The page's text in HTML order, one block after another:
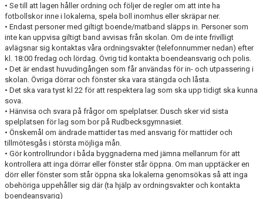
• Se till att lagen håller ordning och följer de regler om att inte ha
fotbollskor inne i lokalerna, spela boll inomhus eller skräpar ner.
• Endast personer med giltigt boende/matband släpps in. Personer som
inte kan uppvisa giltigt band avvisas från skolan. Om de inte frivilligt
avlägsnar sig kontaktas våra ordningsvakter (telefonnummer nedan) efter
kl. 18:00 fredag och lördag. Övrig tid kontakta boendeansvarig och polis.
• Det är endast huvudingången som får användas för in- och utpassering i
skolan. Övriga dörrar och fönster ska vara stängda och låsta.
• Det ska vara tyst kl 22 för att respektera lag som ska upp tidigt ska kunna
sova.
• Hänvisa och svara på frågor om spelplatser. Dusch sker vid sista
spelplatsen för lag som bor på Rudbecksgymnasiet.
• Önskemål om ändrade mattider tas med ansvarig för mattider och
tillmötesgås i största möjliga mån.
• Gör kontrollrundor i båda byggnaderna med jämna mellanrum för att
kontrollera att inga dörrar eller fönster står öppna. Om man upptäcker en
dörr eller fönster som står öppna ska lokalerna genomsökas så att inga
obehöriga uppehåller sig där (ta hjälp av ordningsvakter och kontakta
boendeansvarig)